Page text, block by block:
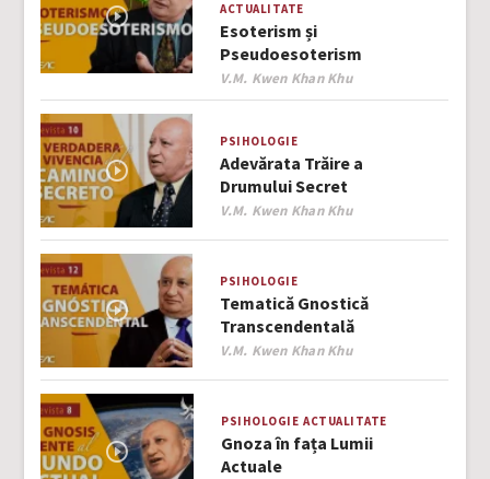
ACTUALITATE
Esoterism și
Pseudoesoterism
Author
V.M. Kwen Khan Khu
PSIHOLOGIE
Adevărata Trăire a
Drumului Secret
Author
V.M. Kwen Khan Khu
PSIHOLOGIE
Tematică Gnostică
Transcendentală
Author
V.M. Kwen Khan Khu
PSIHOLOGIE ACTUALITATE
Gnoza în fața Lumii
Actuale